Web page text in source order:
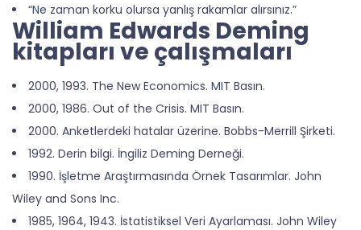
“Ne zaman korku olursa yanlış rakamlar alırsınız.”
William Edwards Deming
kitapları ve çalışmaları
2000, 1993. The New Economics. MIT Basın.
2000, 1986. Out of the Crisis. MIT Basın.
2000. Anketlerdeki hatalar üzerine. Bobbs-Merrill Şirketi.
1992. Derin bilgi. İngiliz Deming Derneği.
1990. İşletme Araştırmasında Örnek Tasarımlar. John
Wiley and Sons Inc.
1985, 1964, 1943. İstatistiksel Veri Ayarlaması. John Wiley